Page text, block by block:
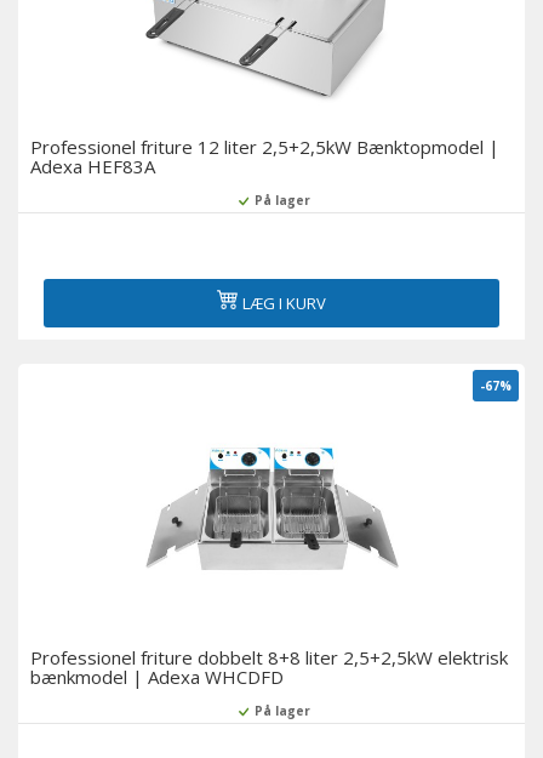
Professionel friture 12 liter 2,5+2,5kW Bænktopmodel |
Adexa HEF83A
På lager
LÆG I KURV
-67%
Professionel friture dobbelt 8+8 liter 2,5+2,5kW elektrisk
bænkmodel | Adexa WHCDFD
På lager